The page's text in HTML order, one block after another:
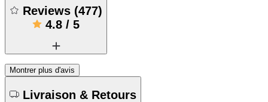
Reviews (477)
4.8 / 5
Montrer plus d'avis
Livraison & Retours